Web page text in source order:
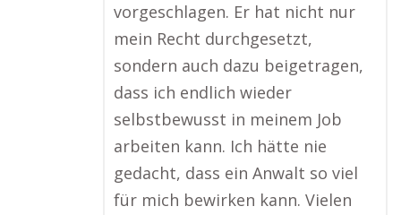
vorgeschlagen. Er hat nicht nur
mein Recht durchgesetzt,
sondern auch dazu beigetragen,
dass ich endlich wieder
selbstbewusst in meinem Job
arbeiten kann. Ich hätte nie
gedacht, dass ein Anwalt so viel
für mich bewirken kann. Vielen